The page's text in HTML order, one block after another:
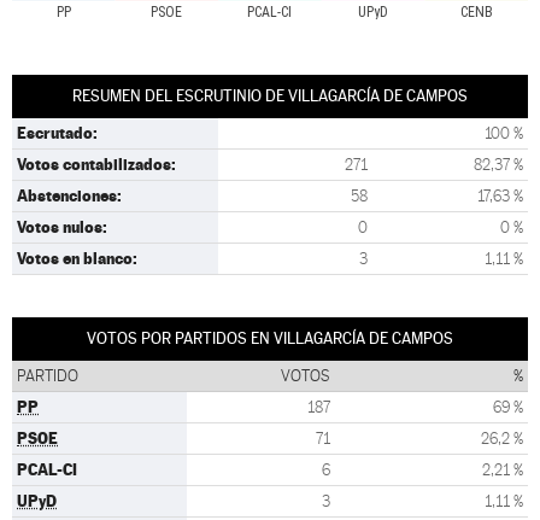
PP PSOE PCAL-CI UPyD CENB
RESUMEN DEL ESCRUTINIO DE VILLAGARCÍA DE CAMPOS
Escrutado: 100 %
Votos contabilizados: 271 82,37 %
Abstenciones: 58 17,63 %
Votos nulos: 0 0 %
Votos en blanco: 3 1,11 %
VOTOS POR PARTIDOS EN VILLAGARCÍA DE CAMPOS
PARTIDO VOTOS %
PP 187 69 %
PSOE 71 26,2 %
PCAL-CI 6 2,21 %
UPyD 3 1,11 %